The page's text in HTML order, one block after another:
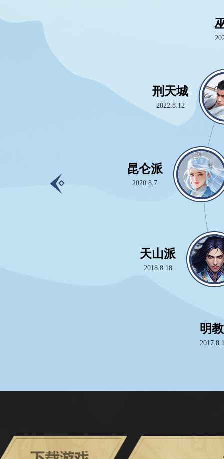
刑天城
2022.8.12
昆仑派
2020.8.7
天山派
2018.8.18
明教
武
少林
2012.2
峨眉
2012.2
丐帮
2012.2
君
锦
唐门
2012.2
极乐谷
2012.2
长
望辉洲
2022.12.23
天涯海阁
2020.12.15
星渺阁
2018.12.21
神
血
西山古墓
2014.9.29
长风镖局
2017.12.22
2012.2
华
青
天轮寺
2021.6.9
移花宫
金针沈家
百
第
无根门
2013.8.8
徐家